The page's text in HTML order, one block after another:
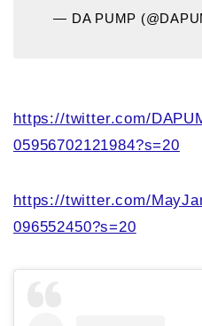
— DA PUMP
https://twitter.com/
05956702121984?s=20
https://twitter.com/
096552450?s=20